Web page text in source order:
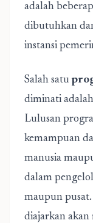
adalah
dibutuhkan
instansi
Salah satu
diminati
Lulusan
kemampuan
manusia
dalam
maupun
diajarkan